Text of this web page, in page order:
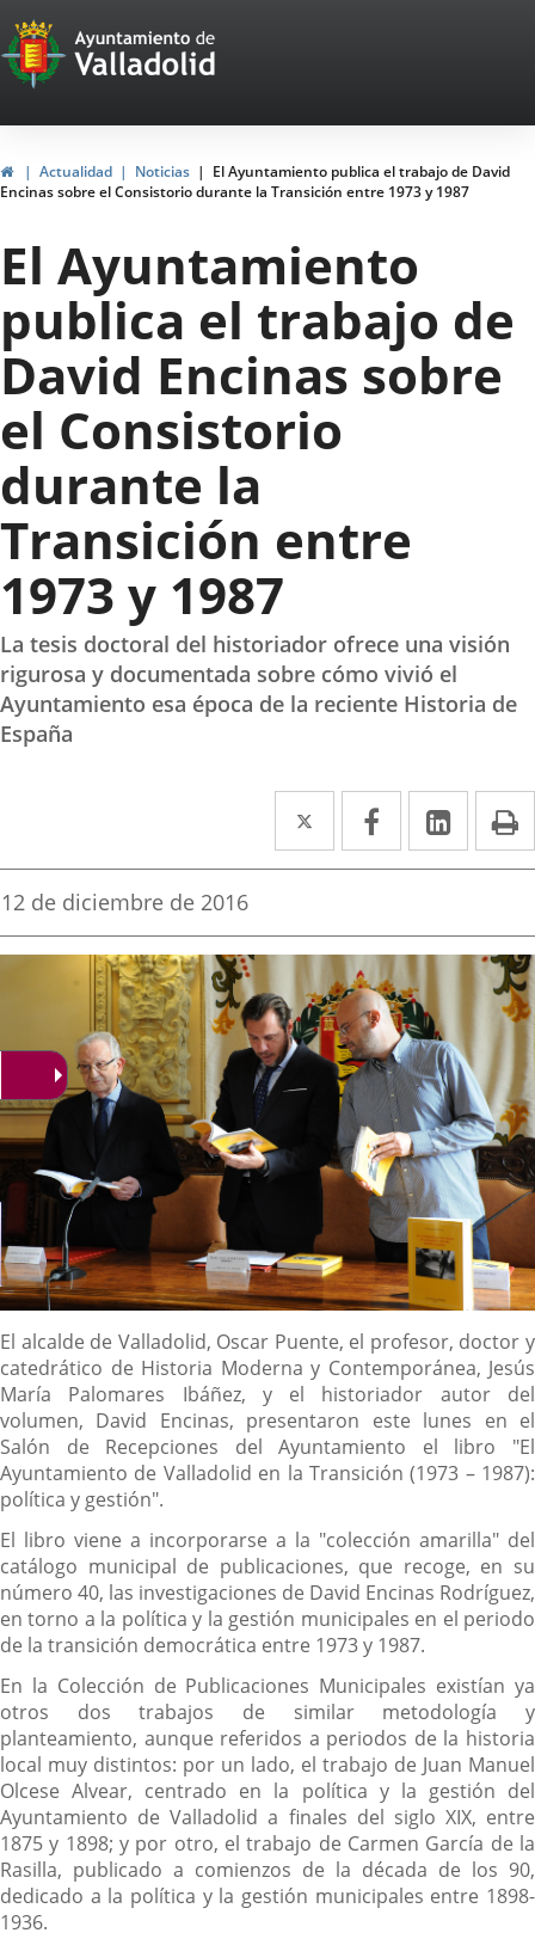
Portal
Web
del
Ayuntamiento
de
Valladolid
InicioActualidad Noticias
El Ayuntamiento publica el trabajo de David
Encinas sobre el Consistorio durante la Transición entre 1973 y 1987
El Ayuntamiento
publica el trabajo de
David Encinas sobre
el Consistorio
durante la
Transición entre
1973 y 1987
La tesis doctoral del historiador ofrece una visión
rigurosa y documentada sobre cómo vivió el
Ayuntamiento esa época de la reciente Historia de
España
Twitter
Enlace
a
aplicación
externa.
Facebook
Enlace
a
aplicación
externa.
Enlace
a
Fecha
la
noticia
12 de diciembre de 2016
Descripción
El alcalde de Valladolid, Oscar Puente, el profesor, doctor y
catedrático de Historia Moderna y Contemporánea, Jesús
María Palomares Ibáñez, y el historiador autor del
volumen, David Encinas, presentaron este lunes en el
Salón de Recepciones del Ayuntamiento el libro "El
Ayuntamiento de Valladolid en la Transición (1973 – 1987):
política y gestión".
El libro viene a incorporarse a la "colección amarilla" del
catálogo municipal de publicaciones, que recoge, en su
número 40, las investigaciones de David Encinas Rodríguez,
en torno a la política y la gestión municipales en el periodo
de la transición democrática entre 1973 y 1987.
En la Colección de Publicaciones Municipales existían ya
otros dos trabajos de similar metodología y
planteamiento, aunque referidos a periodos de la historia
local muy distintos: por un lado, el trabajo de Juan Manuel
Olcese Alvear, centrado en la política y la gestión del
Ayuntamiento de Valladolid a finales del siglo XIX, entre
1875 y 1898; y por otro, el trabajo de Carmen García de la
Rasilla, publicado a comienzos de la década de los 90,
dedicado a la política y la gestión municipales entre 1898-
1936.